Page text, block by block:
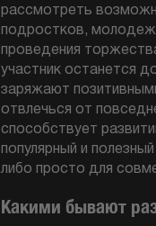
рассмотреть
подростков,
проведения
участник останется
заряжают
отвлечься от
способствует
популярный и
либо просто для
Какими бывают